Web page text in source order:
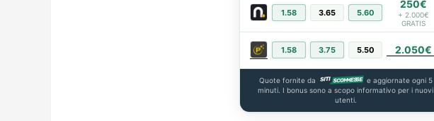
1.58 3.65 5.60
250€
+ 2.000€
GRATIS
1.58 3.75 5.50 2.050€
Quote fornite da
e aggiornate ogni 5
minuti. I bonus sono a scopo informativo per i nuovi
utenti.